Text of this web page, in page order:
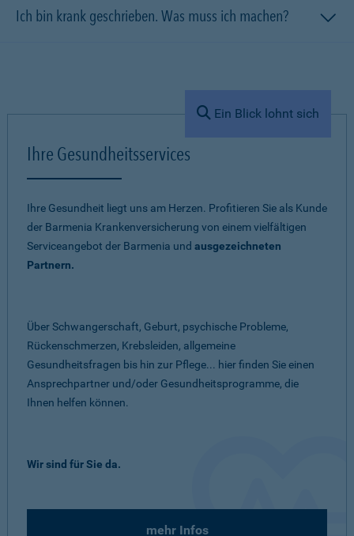
Ich bin krank geschrieben. Was muss ich machen?
Ein Blick lohnt sich
Ihre Gesundheitsservices
Ihre Gesundheit liegt uns am Herzen. Profitieren Sie als Kunde
der Barmenia Krankenversicherung von einem vielfältigen
Serviceangebot der Barmenia und ausgezeichneten
Partnern.
Über Schwangerschaft, Geburt, psychische Probleme,
Rückenschmerzen, Krebsleiden, allgemeine
Gesundheitsfragen bis hin zur Pflege... hier finden Sie einen
Ansprechpartner und/oder Gesundheitsprogramme, die
Ihnen helfen können.
Wir sind für Sie da.
mehr Infos